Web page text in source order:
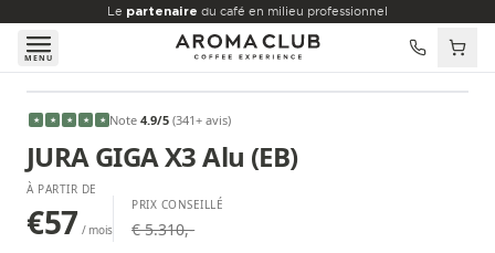
Aller au contenu principal
Le partenaire du café en milieu professionnel
MENU
À PARTIR DE
€57
★ ★ ★ ★ ★ Note 4.9/5 (341+ avis)
JURA GIGA X3 Alu (EB)
À PARTIR DE
€57 / mois
PRIX CONSEILLÉ
€ 5.310,-